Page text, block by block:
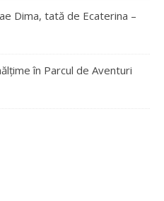
Dima, tată de Ecaterina –
în Parcul de Aventuri